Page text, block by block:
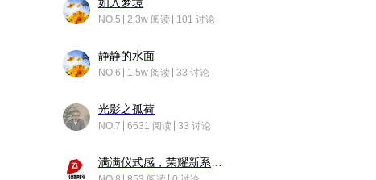
NO.5 2.3w 阅读 101 讨论
静静的水面
NO.6 1.5w 阅读 33 讨论
光影之孤荷
NO.7 6631 阅读 33 讨论